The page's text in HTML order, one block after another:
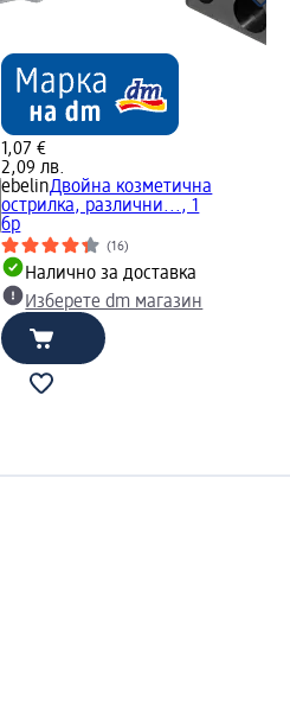
1,07 €
2,09 лв.
ebelinДвойна козметична
острилка, различни..., 1
бр
(16)
Налично за доставка
Изберете dm магазин